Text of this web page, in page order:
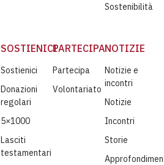
Sostenibilità
SOSTIENICI
Sostienici
Donazioni
regolari
5×1000
Lasciti
testamentari
PARTECIPA
Partecipa
Volontariato
NOTIZIE
Notizie e
incontri
Notizie
Incontri
Storie